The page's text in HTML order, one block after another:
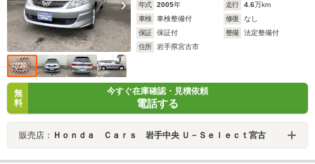
年式 2005年 走行 4.6万km
車検
車検整備付 修復
なし
保証
保証付 整備
法定整備付
住所
岩手県宮古市
無
料
今すぐ在庫確認・見積依頼
電話する
販売店： Ｈｏｎｄａ Ｃａｒｓ 岩手中央 Ｕ－Ｓｅｌｅｃｔ宮古